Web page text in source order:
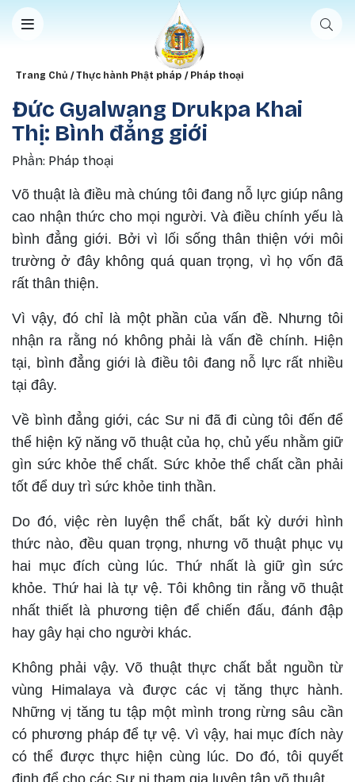
Nhảy đến nội dung
Breadcrumb
Trang Chủ Thực hành Phật pháp Pháp thoại
Đức Gyalwang Drukpa Khai
Thị: Bình đẳng giới
Phần: Pháp thoại
Võ thuật là điều mà chúng tôi đang nỗ lực giúp nâng
cao nhận thức cho mọi người. Và điều chính yếu là
bình đẳng giới. Bởi vì lối sống thân thiện với môi
trường ở đây không quá quan trọng, vì họ vốn đã
rất thân thiện.
Vì vậy, đó chỉ là một phần của vấn đề. Nhưng tôi
nhận ra rằng nó không phải là vấn đề chính. Hiện
tại, bình đẳng giới là điều tôi đang nỗ lực rất nhiều
tại đây.
Về bình đẳng giới, các Sư ni đã đi cùng tôi đến để
thể hiện kỹ năng võ thuật của họ, chủ yếu nhằm giữ
gìn sức khỏe thể chất. Sức khỏe thể chất cần phải
tốt để duy trì sức khỏe tinh thần.
Do đó, việc rèn luyện thể chất, bất kỳ dưới hình
thức nào, đều quan trọng, nhưng võ thuật phục vụ
hai mục đích cùng lúc. Thứ nhất là giữ gìn sức
khỏe. Thứ hai là tự vệ. Tôi không tin rằng võ thuật
nhất thiết là phương tiện để chiến đấu, đánh đập
hay gây hại cho người khác.
Không phải vậy. Võ thuật thực chất bắt nguồn từ
vùng Himalaya và được các vị tăng thực hành.
Những vị tăng tu tập một mình trong rừng sâu cần
có phương pháp để tự vệ. Vì vậy, hai mục đích này
có thể được thực hiện cùng lúc. Do đó, tôi quyết
định để cho các Sư ni tham gia luyện tập võ thuật.